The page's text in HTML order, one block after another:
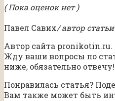
( Пока оценок нет )
Павел Савих/ автор статьи
Автор сайта pronikotin.ru.
Жду ваши вопросы по
ниже, обязательно отвечу!
Понравилась статья?
Вам также может быть